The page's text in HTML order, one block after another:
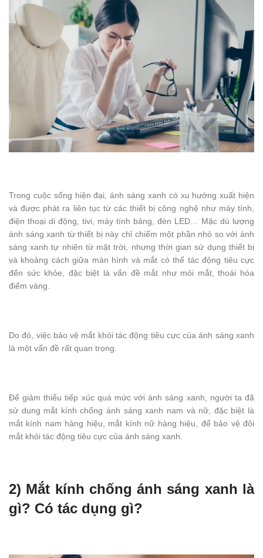
Trong cuộc sống hiện đại, ánh sáng xanh có xu hướng xuất hiện
và được phát ra liên tục từ các thiết bị công nghệ như máy tính,
điện thoại di động, tivi, máy tính bảng, đèn LED… Mặc dù lượng
ánh sáng xanh từ thiết bị này chỉ chiếm một phần nhỏ so với ánh
sáng xanh tự nhiên từ mặt trời, nhưng thời gian sử dụng thiết bị
và khoảng cách giữa màn hình và mắt có thể tác động tiêu cực
đến sức khỏe, đặc biệt là vấn đề mắt như mỏi mắt, thoái hóa
điểm vàng.
Do đó, việc bảo vệ mắt khỏi tác động tiêu cực của ánh sáng xanh
là một vấn đề rất quan trọng.
Để giảm thiểu tiếp xúc quá mức với ánh sáng xanh, người ta đã
sử dụng mắt kính chống ánh sáng xanh nam và nữ, đặc biệt là
mắt kính nam hàng hiệu, mắt kính nữ hàng hiệu, để bảo vệ đôi
mắt khỏi tác động tiêu cực của ánh sáng xanh.
2) Mắt kính chống ánh sáng xanh là
gì? Có tác dụng gì?